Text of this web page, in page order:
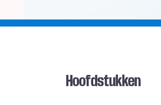
Hoofdstukken